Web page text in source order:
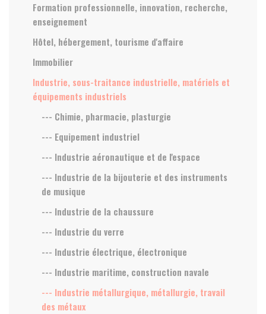
Formation professionnelle, innovation, recherche,
enseignement
Hôtel, hébergement, tourisme d'affaire
Immobilier
Industrie, sous-traitance industrielle, matériels et
équipements industriels
--- Chimie, pharmacie, plasturgie
--- Equipement industriel
--- Industrie aéronautique et de l'espace
--- Industrie de la bijouterie et des instruments
de musique
--- Industrie de la chaussure
--- Industrie du verre
--- Industrie électrique, électronique
--- Industrie maritime, construction navale
--- Industrie métallurgique, métallurgie, travail
des métaux